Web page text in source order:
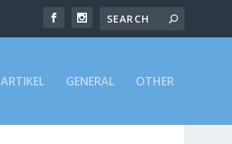
ARTIKEL GENERAL OTHER